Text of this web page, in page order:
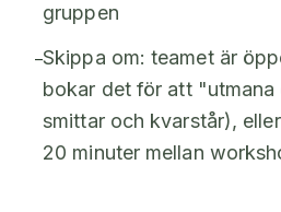
gruppen
–Skippa om: teamet är
bokar det för att
smittar och kvarstår),
20 minuter mellan